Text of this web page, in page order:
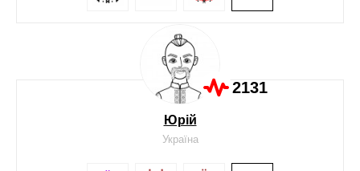
2131
Юрій
Україна